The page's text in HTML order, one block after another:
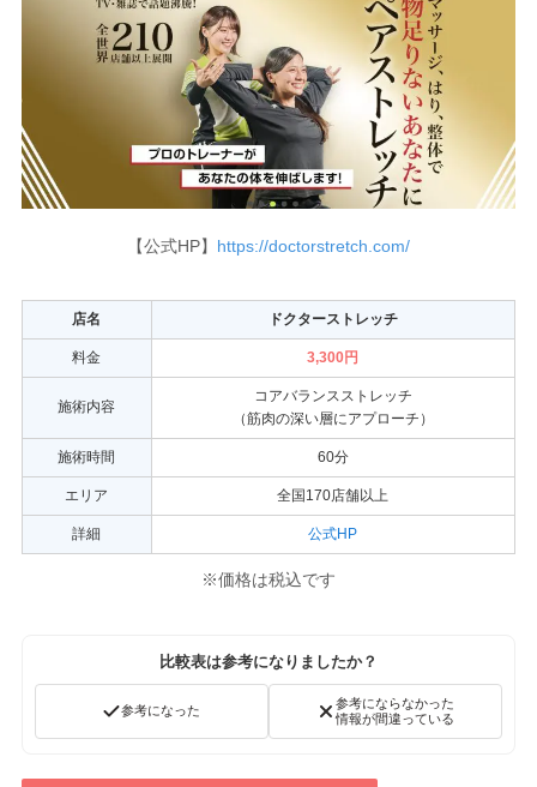
【公式HP】 https://doctorstretch.com/
店名 ドクターストレッチ
料金 3,300円
施術内容
コアバランスストレッチ
（筋肉の深い層にアプローチ）
施術時間 60分
エリア 全国170店舗以上
詳細 公式HP
※価格は税込です
比較表は参考になりましたか？
参考になった
参考にならなかった
情報が間違っている